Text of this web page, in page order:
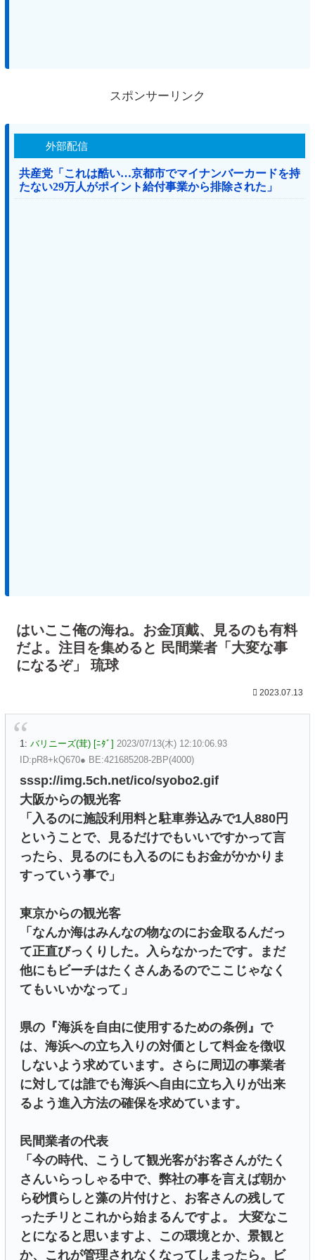
スポンサーリンク
外部配信
共産党「これは酷い…京都市でマイナンバーカードを持
たない29万人がポイント給付事業から排除された」
はいここ俺の海ね。お金頂戴、見るのも有料
だよ。注目を集めると 民間業者「大変な事
になるぞ」 琉球
2023.07.13
1: バリニーズ(茸) [ﾆﾀﾞ] 2023/07/13(木) 12:10:06.93
ID:pR8+kQ670● BE:421685208-2BP(4000)
sssp://img.5ch.net/ico/syobo2.gif
大阪からの観光客
「入るのに施設利用料と駐車券込みで1人880円
ということで、見るだけでもいいですかって言
ったら、見るのにも入るのにもお金がかかりま
すっていう事で」
東京からの観光客
「なんか海はみんなの物なのにお金取るんだっ
て正直びっくりした。入らなかったです。まだ
他にもビーチはたくさんあるのでここじゃなく
てもいいかなって」
県の『海浜を自由に使用するための条例』で
は、海浜への立ち入りの対価として料金を徴収
しないよう求めています。さらに周辺の事業者
に対しては誰でも海浜へ自由に立ち入りが出来
るよう進入方法の確保を求めています。
民間業者の代表
「今の時代、こうして観光客がお客さんがたく
さんいらっしゃる中で、弊社の事を言えば朝か
ら砂慣らしと藻の片付けと、お客さんの残して
ったチリとこれから始まるんですよ。 大変なこ
とになると思いますよ、この環境とか、景観と
か、これが管理されなくなってしまったら。ビ